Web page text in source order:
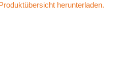
herunterladen.